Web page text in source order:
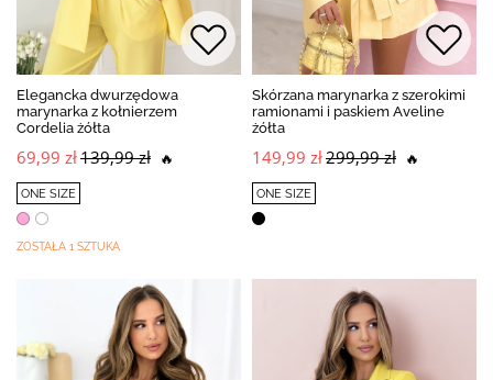
Elegancka dwurzędowa
marynarka z kołnierzem
Cordelia żółta
69,99 zł139,99 zł 🔥
ONE SIZE
ZOSTAŁA 1 SZTUKA
Skórzana marynarka z szerokimi
ramionami i paskiem Aveline
żółta
149,99 zł299,99 zł 🔥
ONE SIZE